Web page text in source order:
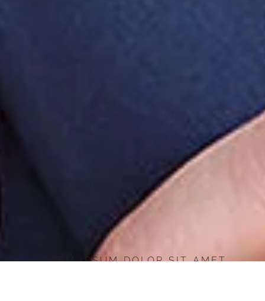
LOREM IPSUM DOLOR SIT AMET,